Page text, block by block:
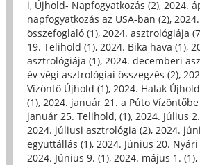
i, Újhold- Napfogyatkozás (2), 2024.
napfogyatkozás az USA-ban (2),
összefoglaló (1), 2024. asztrológiája
19. Telihold (1), 2024. Bika hava (1),
asztrológiája (1), 2024. decemberi
év végi asztrológiai összegzés (2),
Vízöntő Újhold (1), 2024. Halak
(1), 2024. január 21. a Púto
január 25. Telihold, (1), 2024. Július
2024. júliusi asztrológia (2), 2024.
együttállás (1), 2024. Június 20.
2024. Június 9. (1), 2024. május 1. (1),